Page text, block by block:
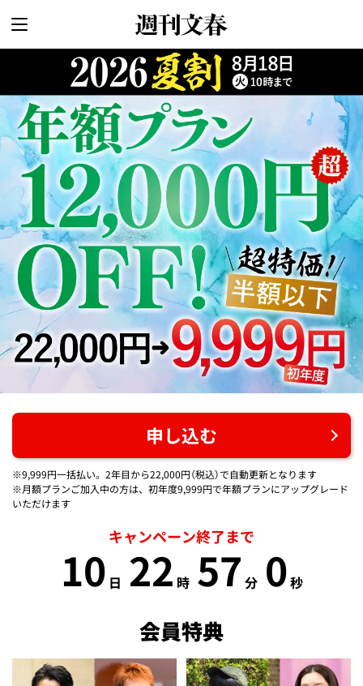
申し込む
※9,999円一括払い。2年目から22,000円（税込）で自動更新となります
※月額プランご加入中の方は、初年度9,999円で年額プランにアップグレード
いただけます
キャンペーン終了まで
10 日 22 時 57 分 0秒
会員特典